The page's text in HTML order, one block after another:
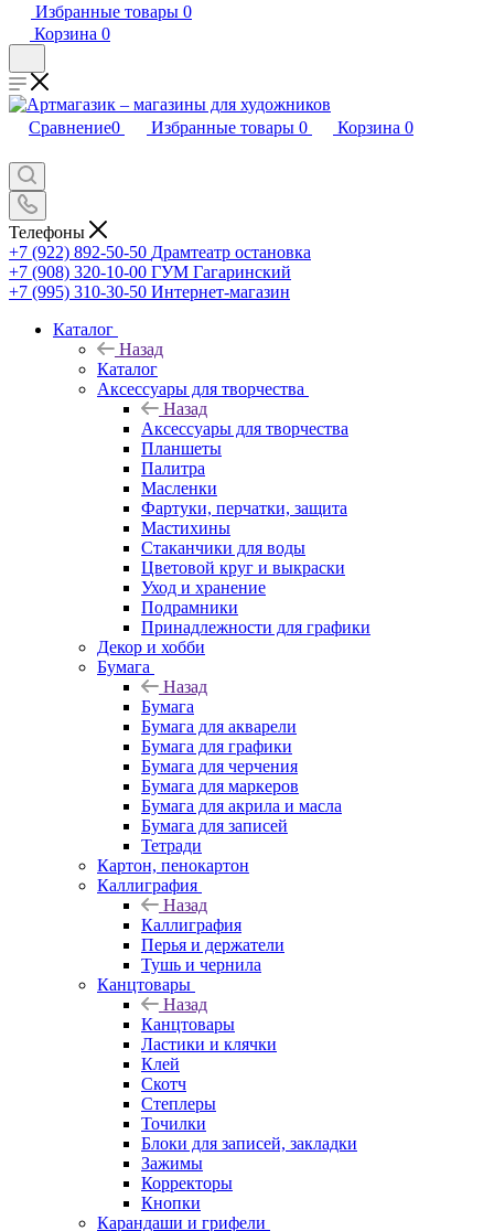
Избранные товары 0
Корзина 0
Сравнение0 Избранные товары 0 Корзина 0
Телефоны
+7 (922) 892-50-50 Драмтеатр остановка
+7 (908) 320-10-00 ГУМ Гагаринский
+7 (995) 310-30-50 Интернет-магазин
Каталог
Назад
Каталог
Аксессуары для творчества
Назад
Аксессуары для творчества
Планшеты
Палитра
Масленки
Фартуки, перчатки, защита
Мастихины
Стаканчики для воды
Цветовой круг и выкраски
Уход и хранение
Подрамники
Принадлежности для графики
Декор и хобби
Бумага
Назад
Бумага
Бумага для акварели
Бумага для графики
Бумага для черчения
Бумага для маркеров
Бумага для акрила и масла
Бумага для записей
Тетради
Картон, пенокартон
Каллиграфия
Назад
Каллиграфия
Перья и держатели
Тушь и чернила
Канцтовары
Назад
Канцтовары
Ластики и клячки
Клей
Скотч
Степлеры
Точилки
Блоки для записей, закладки
Зажимы
Корректоры
Кнопки
Карандаши и грифели